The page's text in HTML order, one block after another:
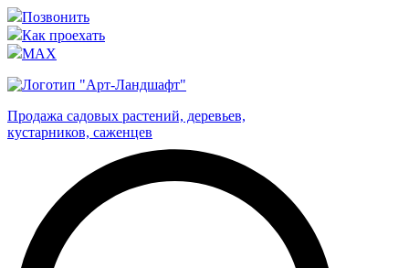
Позвонить
Как проехать
MAX
Продажа садовых растений, деревьев,
кустарников, саженцев